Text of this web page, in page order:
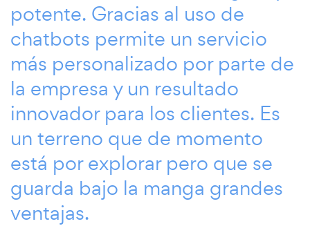
potente. Gracias al uso de
chatbots permite un servicio
más personalizado por parte de
la empresa y un resultado
innovador para los clientes. Es
un terreno que de momento
está por explorar pero que se
guarda bajo la manga grandes
ventajas.